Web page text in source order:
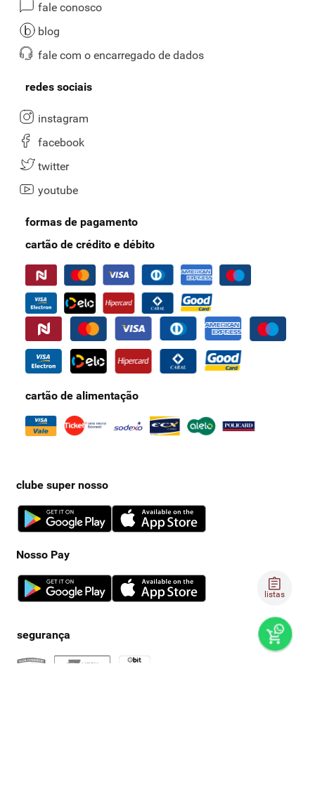
listas
fale conosco
blog
fale com o encarregado de dados
redes sociais
instagram
facebook
twitter
youtube
formas de pagamento
cartão de crédito e débito
cartão de alimentação
clube super nosso
Nosso Pay